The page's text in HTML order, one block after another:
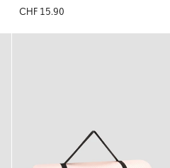
ml
Körperfunktionen
CHF 15.90